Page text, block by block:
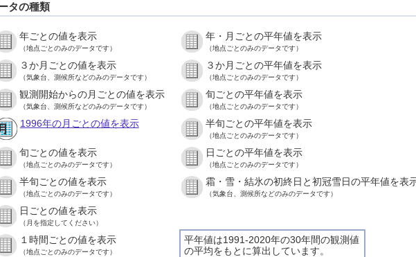
タの種類
年ごとの値を表示
（地点ごとのみのデータです）
年・月ごとの平年値を表示
（地点ごとのみのデータです）
３か月ごとの値を表示
（気象台、測候所などのみのデータです）
３か月ごとの平年値を表示
（地点ごとのみのデータです）
観測開始からの月ごとの値を表示
（気象台、測候所などのみのデータです）
旬ごとの平年値を表示
（地点ごとのみのデータです）
1996年の月ごとの値を表示 半旬ごとの平年値を表示
（地点ごとのみのデータです）
旬ごとの値を表示
（地点ごとのみのデータです）
日ごとの平年値を表示
（地点ごとのみのデータです）
半旬ごとの値を表示
（地点ごとのみのデータです）
霜・雪・結氷の初終日と初冠雪日の平年値を表
（気象台、測候所などのみのデータです）
日ごとの値を表示
（月を指定してください）
平年値は1991-2020年の30年間の観測値
の平均をもとに算出しています。
１時間ごとの値を表示
（地点ごとのみのデータです）